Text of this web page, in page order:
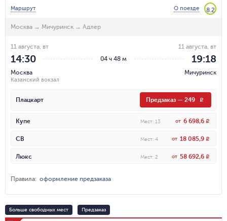
Маршрут
О поезде 8.2
Москва → Мичуринск → Адлер
04 ч 48 м
11 августа, вт
14:30
Москва
Казанский вокзал
11 августа, вт
19:18
Мичуринск
Плацкарт Предзаказ — 249 R
Купе Мест: 13 от 6 698,6 R
СВ Мест: 4 от 18 085,9 R
Люкс Мест: 2 от 58 692,6 R
Правила: оформление предзаказа
Больше свободных мест Предзаказ